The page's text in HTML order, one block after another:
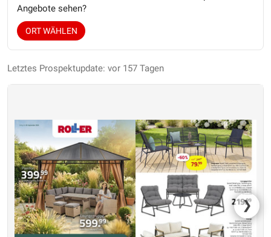
Angebote sehen?
ORT WÄHLEN
Letztes Prospektupdate: vor 157 Tagen
❯